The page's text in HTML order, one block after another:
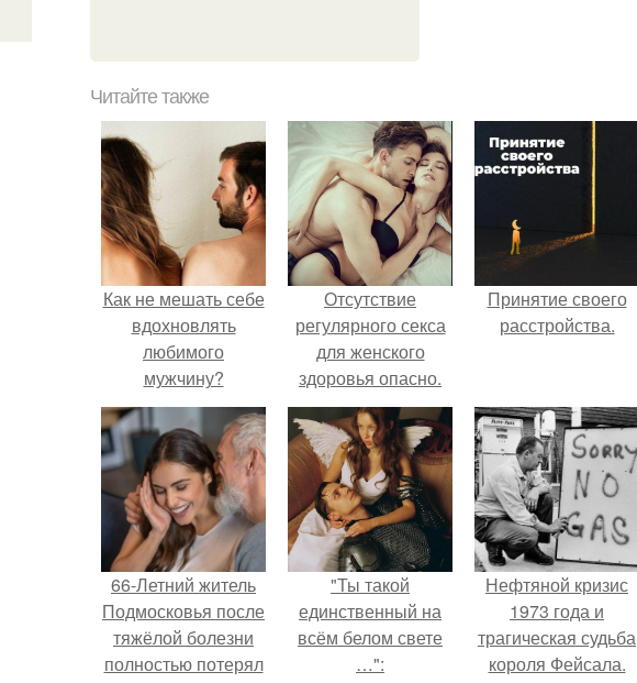
Читайте также
Как не мешать себе
вдохновлять
любимого
мужчину?
Отсутствие
регулярного секса
для женского
здоровья опасно.
Принятие своего
расстройства.
66-Летний житель
Подмосковья после
тяжёлой болезни
полностью потерял
"Ты такой
единственный на
всём белом свете
…":
Нефтяной кризис
1973 года и
трагическая судьба
короля Фейсала.